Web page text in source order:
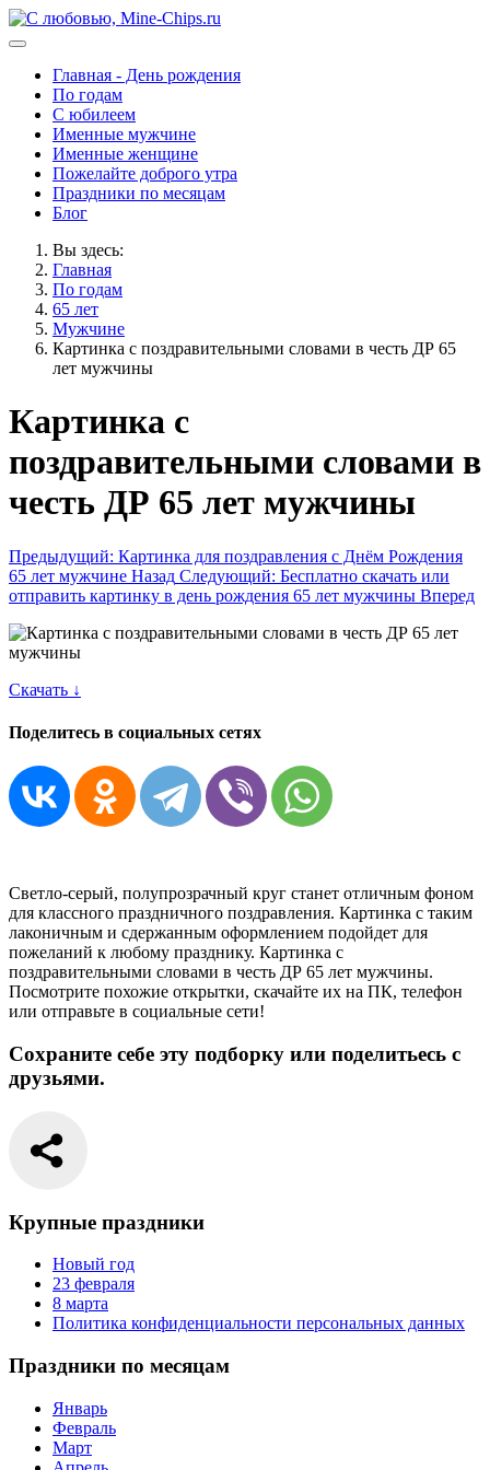
Главная - День рождения
По годам
С юбилеем
Именные мужчине
Именные женщине
Пожелайте доброго утра
Праздники по месяцам
Блог
Вы здесь:
Главная
По годам
65 лет
Мужчине
Картинка с поздравительными словами в честь ДР 65
лет мужчины
Картинка с
поздравительными словами в
честь ДР 65 лет мужчины
Предыдущий: Картинка для поздравления с Днём Рождения
65 лет мужчине Назад Следующий: Бесплатно скачать или
отправить картинку в день рождения 65 лет мужчины Вперед
Скачать ↓
Поделитесь в социальных сетях
Светло-серый, полупрозрачный круг станет отличным фоном
для классного праздничного поздравления. Картинка с таким
лаконичным и сдержанным оформлением подойдет для
пожеланий к любому празднику. Картинка с
поздравительными словами в честь ДР 65 лет мужчины.
Посмотрите похожие открытки, скачайте их на ПК, телефон
или отправьте в социальные сети!
Сохраните себе эту подборку или поделитьесь с
друзьями.
Крупные праздники
Новый год
23 февраля
8 марта
Политика конфиденциальности персональных данных
Праздники по месяцам
Январь
Февраль
Март